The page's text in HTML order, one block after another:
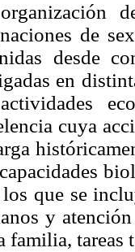
de
desde
en
cuya
que se
y
familia, tareas